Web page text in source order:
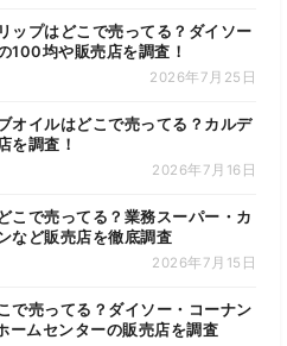
ップはどこで売ってる？ダイソー
100均や販売店を調査！
2026年7月25日
オイルはどこで売ってる？カルデ
を調査！
2026年7月16日
こで売ってる？業務スーパー・カ
など販売店を徹底調査
2026年7月15日
で売ってる？ダイソー・コーナン
ームセンターの販売店を調査